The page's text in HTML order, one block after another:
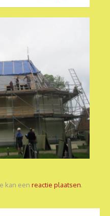
kan een reactie plaatsen.